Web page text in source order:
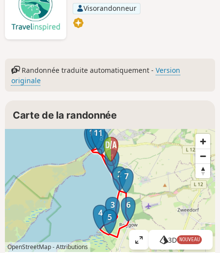
Visorandonneur
Randonnée traduite automatiquement -Version
originale
Carte de la randonnée
1
2
3
4 5
6
7
8
9
1011
OpenStreetMap -Attributions
A
3D NOUVEAU